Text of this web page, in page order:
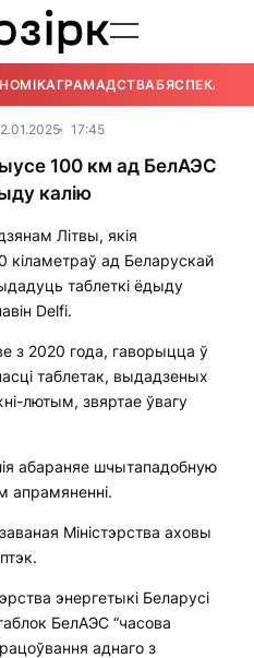
ГРАМАДСТВАБЯСПЕКА
17:45
100 км ад БелАЭС
калію
Літвы, якія
ад Беларускай
таблеткі ёдыду
Delfi.
з 2020 года, гаворыцца ў
таблетак, выдадзеных
лютым, звяртае ўвагу
абараняе шчытападобную
апрамяненні.
Міністэрства аховы
энергетыкі Беларусі
БелАЭС “часова
аднаго з